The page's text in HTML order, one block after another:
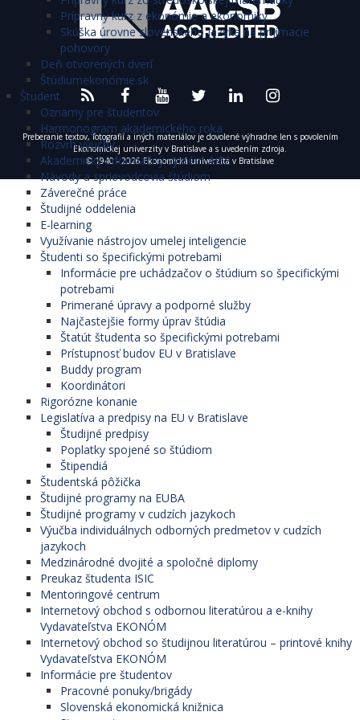
Prípravný kurz z ekonómie a ekonomiky
Skúška úrovne slovenského jazyka na prijímacie
pohovory
Deň otvorených dverí
Štúdiumekonómie.sk
Študent
Oznamy pre študentov
Harmonogram akademického roka
Rozvrh výučby
Akademický informačný systém AiS2
Návody a sprievodcovia štúdiom
Záverečné práce
Študijné oddelenia
E-learning
Využívanie nástrojov umelej inteligencie
Študenti so špecifickými potrebami
Informácie pre uchádzačov o štúdium so špecifickými
potrebami
Primerané úpravy a podporné služby
Najčastejšie formy úprav štúdia
Štatút študenta so špecifickými potrebami
Prístupnosť budov EU v Bratislave
Buddy program
Koordinátori
Rigorózne konanie
Legislatíva a predpisy na EU v Bratislave
Študijné predpisy
Poplatky spojené so štúdiom
Štipendiá
Študentská pôžička
Študijné programy na EUBA
Študijné programy v cudzích jazykoch
Výučba individuálnych odborných predmetov v cudzích
jazykoch
Medzinárodné dvojité a spoločné diplomy
Preukaz študenta ISIC
Mentoringové centrum
Internetový obchod s odbornou literatúrou a e-knihy
Vydavateľstva EKONÓM
Internetový obchod so študijnou literatúrou – printové knihy
Vydavateľstva EKONÓM
Informácie pre študentov
Pracovné ponuky/brigády
Slovenská ekonomická knižnica
Preberanie textov, fotografií a iných materiálov je dovolené výhradne len s povolením
Ekonomickej univerzity v Bratislave a s uvedením zdroja.
© 1940 - 2026 Ekonomická univerzita v Bratislave